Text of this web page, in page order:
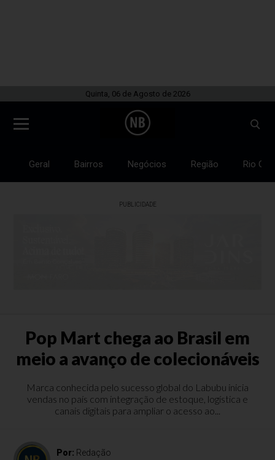
Quinta, 06 de Agosto de 2026
Geral Bairros Negócios Região Rio
PUBLICIDADE
Pop Mart chega ao Brasil em
meio a avanço de colecionáveis
Marca conhecida pelo sucesso global do Labubu inicia
vendas no país com integração de estoque, logística e
canais digitais para ampliar o acesso ao...
Por: Redação